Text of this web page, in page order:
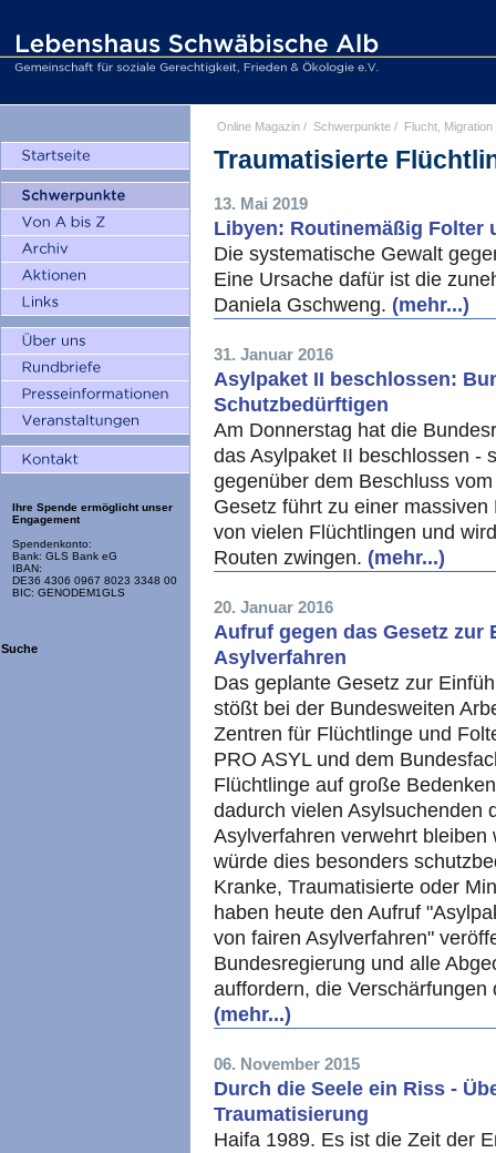
Ihre Spende ermöglicht unser
Engagement
Spendenkonto:
Bank: GLS Bank eG
IBAN:
DE36 4306 0967 8023 3348 00
BIC: GENODEM1GLS
Suche
Online Magazin / Schwerpunkte / Flucht, Migration
Traumatisierte
13. Mai 2019
Libyen: Routinemäßig Folter
Die systematische Gewalt
Eine Ursache dafür ist die
Daniela Gschweng. (mehr...)
31. Januar 2016
Asylpaket II beschlossen:
Schutzbedürftigen
Am Donnerstag hat die
das Asylpaket II beschlossen -
gegenüber dem Beschluss
Gesetz führt zu einer
von vielen Flüchtlingen und
Routen zwingen. (mehr...)
20. Januar 2016
Aufruf gegen das Gesetz
Asylverfahren
Das geplante Gesetz zur
stößt bei der Bundesweiten
Zentren für Flüchtlinge und
PRO ASYL und dem
Flüchtlinge auf große
dadurch vielen Asylsuchenden
Asylverfahren verwehrt
würde dies besonders
Kranke, Traumatisierte oder
haben heute den Aufruf
von fairen Asylverfahren"
Bundesregierung und alle
auffordern, die
(mehr...)
06. November 2015
Durch die Seele ein Riss -
Traumatisierung
Haifa 1989. Es ist die Zeit der